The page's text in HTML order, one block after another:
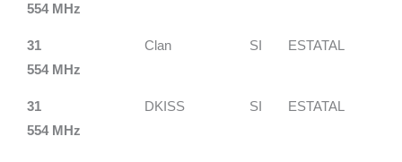
554 MHz
31
554 MHz
Clan SI ESTATAL
31
554 MHz
DKISS SI ESTATAL